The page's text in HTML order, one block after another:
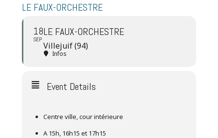
LE FAUX-ORCHESTRE
18
SEP
LE FAUX-ORCHESTRE
Villejuif (94)
Infos
Event Details
Centre ville, cour intérieure
A 15h, 16h15 et 17h15